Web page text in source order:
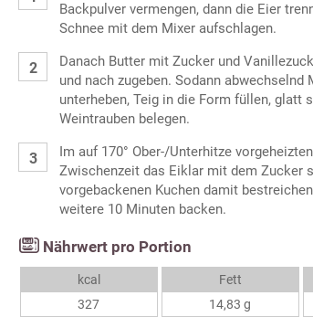
Backpulver vermengen, dann die Eier
Schnee mit dem Mixer aufschlagen.
Danach Butter mit Zucker und
und nach zugeben. Sodann
unterheben, Teig in die Form füllen, glatt
Weintrauben belegen.
Im auf 170° Ober-/Unterhitze
Zwischenzeit das Eiklar mit dem Zucker
vorgebackenen Kuchen damit
weitere 10 Minuten backen.
Nährwert pro Portion
kcal
327
Fett
14,83 g